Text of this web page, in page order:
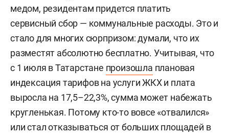
медом, резидентам придется платить
сервисный сбор — коммунальные расходы. Это и
стало для многих сюрпризом: думали, что их
разместят абсолютно бесплатно. Учитывая, что
с 1 июля в Татарстане произошла плановая
индексация тарифов на услуги ЖКХ и плата
выросла на 17,5–22,3%, сумма может набежать
кругленькая. Потому кто-то вовсе «отвалился»
или стал отказываться от больших площадей в